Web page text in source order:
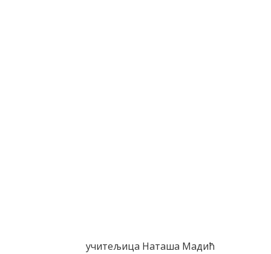
учитељица Наташа Мадић